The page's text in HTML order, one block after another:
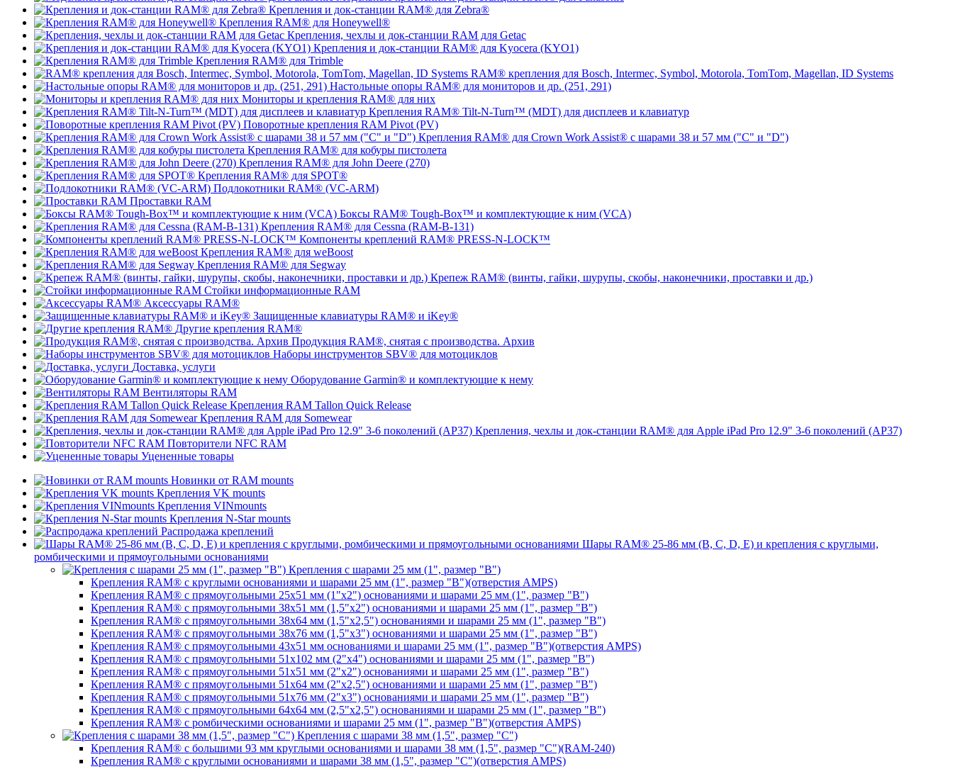
Крепления и док-станции RAM® для Zebra®
Крепления RAM® для Honeywell®
Крепления, чехлы и док-станции RAM для Getac
Крепления и док-станции RAM® для Kyocera (KYO1)
Крепления RAM® для Trimble
RAM® крепления для Bosch, Intermec, Symbol, Motorola, TomTom, Magellan, ID Systems
Настольные опоры RAM® для мониторов и др. (251, 291)
Мониторы и крепления RAM® для них
Крепления RAM® Tilt-N-Turn™ (MDT) для дисплеев и клавиатур
Поворотные крепления RAM Pivot (PV)
Крепления RAM® для Crown Work Assist® с шарами 38 и 57 мм ("C" и "D")
Крепления RAM® для кобуры пистолета
Крепления RAM® для John Deere (270)
Крепления RAM® для SPOT®
Подлокотники RAM® (VC-ARM)
Проставки RAM
Боксы RAM® Tough-Box™ и комплектующие к ним (VCA)
Крепления RAM® для Cessna (RAM-B-131)
Компоненты креплений RAM® PRESS-N-LOCK™
Крепления RAM® для weBoost
Крепления RAM® для Segway
Крепеж RAM® (винты, гайки, шурупы, скобы, наконечники, проставки и др.)
Стойки информационные RAM
Аксессуары RAM®
Защищенные клавиатуры RAM® и iKey®
Другие крепления RAM®
Продукция RAM®, снятая с производства. Архив
Наборы инструментов SBV® для мотоциклов
Доставка, услуги
Оборудование Garmin® и комплектующие к нему
Вентиляторы RAM
Крепления RAM Tallon Quick Release
Крепления RAM для Somewear
Крепления, чехлы и док-станции RAM® для Apple iPad Pro 12.9" 3-6 поколений (AP37)
Повторители NFC RAM
Уцененные товары
Новинки от RAM mounts
Крепления VK mounts
Крепления VINmounts
Крепления N-Star mounts
Распродажа креплений
Шары RAM® 25-86 мм (B, C, D, E) и крепления с круглыми,
ромбическими и прямоугольными основаниями
Крепления с шарами 25 мм (1", размер "B")
Крепления RAM® с круглыми основаниями и шарами 25 мм (1", размер "B")(отверстия AMPS)
Крепления RAM® с прямоугольными 25х51 мм (1"х2") основаниями и шарами 25 мм (1", размер "B")
Крепления RAM® с прямоугольными 38х51 мм (1,5"х2") основаниями и шарами 25 мм (1", размер "B")
Крепления RAM® с прямоугольными 38х64 мм (1,5"х2,5") основаниями и шарами 25 мм (1", размер "B")
Крепления RAM® с прямоугольными 38х76 мм (1,5"х3") основаниями и шарами 25 мм (1", размер "B")
Крепления RAM® с прямоугольными 43x51 мм основаниями и шарами 25 мм (1", размер "B")(отверстия AMPS)
Крепления RAM® с прямоугольными 51х102 мм (2"х4") основаниями и шарами 25 мм (1", размер "B")
Крепления RAM® с прямоугольными 51х51 мм (2"х2") основаниями и шарами 25 мм (1", размер "B")
Крепления RAM® с прямоугольными 51х64 мм (2"х2,5") основаниями и шарами 25 мм (1", размер "B")
Крепления RAM® с прямоугольными 51х76 мм (2"х3") основаниями и шарами 25 мм (1", размер "B")
Крепления RAM® с прямоугольными 64х64 мм (2,5"х2,5") основаниями и шарами 25 мм (1", размер "B")
Крепления RAM® с ромбическими основаниями и шарами 25 мм (1", размер "B")(отверстия AMPS)
Крепления с шарами 38 мм (1,5", размер "C")
Крепления RAM® с большими 93 мм круглыми основаниями и шарами 38 мм (1,5", размер "C")(RAM-240)
Крепления RAM® с круглыми основаниями и шарами 38 мм (1,5", размер "C")(отверстия AMPS)